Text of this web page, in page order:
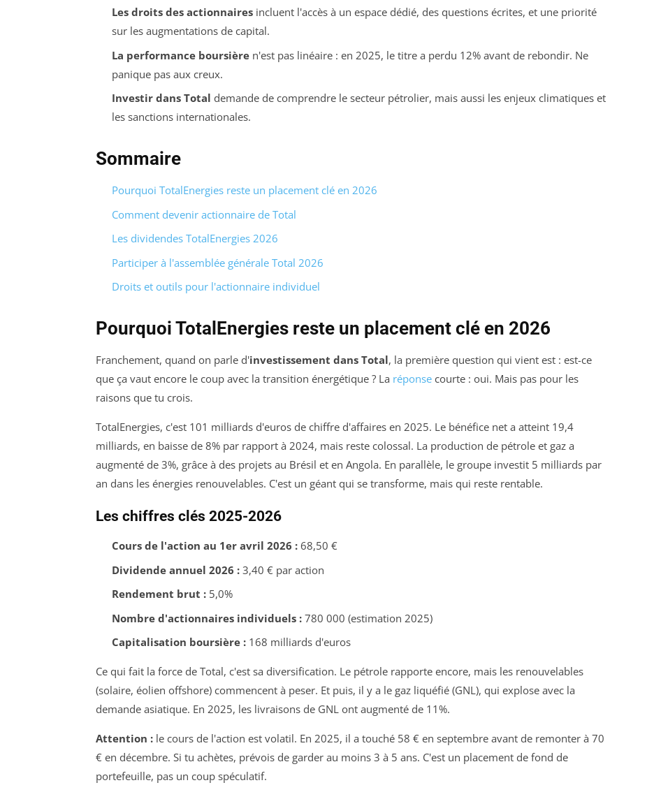
Les droits des actionnairesincluent l'accès à un espace dédié, des questions écrites, et une priorité
sur les augmentations de capital.
La performance boursièren'est pas linéaire : en 2025, le titre a perdu 12% avant de rebondir. Ne
panique pas aux creux.
Investir dans Total demande de comprendre le secteur pétrolier, mais aussi les enjeux climatiques et
les sanctions internationales.
Sommaire
Pourquoi TotalEnergies reste un placement clé en 2026
Comment devenir actionnaire de Total
Les dividendes TotalEnergies 2026
Participer à l'assemblée générale Total 2026
Droits et outils pour l'actionnaire individuel
Pourquoi TotalEnergies reste un placement clé en 2026
Franchement, quand on parle d'investissement dans Total, la première question qui vient est : est-ce
que ça vaut encore le coup avec la transition énergétique ? La réponse courte : oui. Mais pas pour les
raisons que tu crois.
TotalEnergies, c'est 101 milliards d'euros de chiffre d'affaires en 2025. Le bénéfice net a atteint 19,4
milliards, en baisse de 8% par rapport à 2024, mais reste colossal. La production de pétrole et gaz a
augmenté de 3%, grâce à des projets au Brésil et en Angola. En parallèle, le groupe investit 5 milliards par
an dans les énergies renouvelables. C'est un géant qui se transforme, mais qui reste rentable.
Les chiffres clés 2025-2026
Cours de l'action au 1er avril 2026 :68,50 €
Dividende annuel 2026 :3,40 € par action
Rendement brut :5,0%
Nombre d'actionnaires individuels :780 000 (estimation 2025)
Capitalisation boursière :168 milliards d'euros
Ce qui fait la force de Total, c'est sa diversification. Le pétrole rapporte encore, mais les renouvelables
(solaire, éolien offshore) commencent à peser. Et puis, il y a le gaz liquéfié (GNL), qui explose avec la
demande asiatique. En 2025, les livraisons de GNL ont augmenté de 11%.
Attention : le cours de l'action est volatil. En 2025, il a touché 58 € en septembre avant de remonter à 70
€ en décembre. Si tu achètes, prévois de garder au moins 3 à 5 ans. C'est un placement de fond de
portefeuille, pas un coup spéculatif.